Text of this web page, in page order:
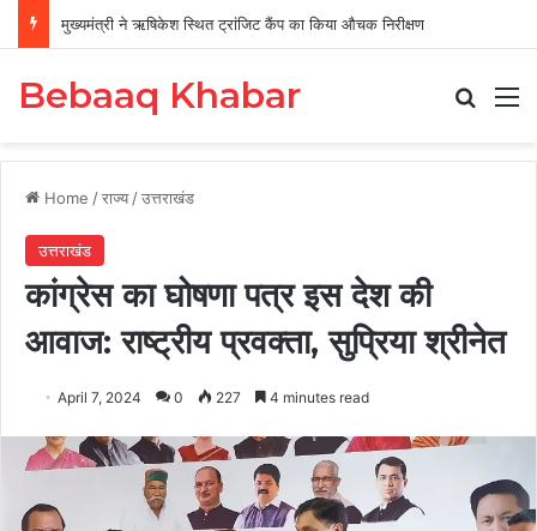
मुख्यमंत्री ने ऋषिकेश स्थित ट्रांजिट कैंप का किया औचक निरीक्षण
Bebaaq Khabar
Home /राज्य /उत्तराखंड
उत्तराखंड
कांग्रेस का घोषणा पत्र इस देश की
आवाज: राष्ट्रीय प्रवक्ता, सुप्रिया श्रीनेत
April 7, 2024 0 227 4 minutes read